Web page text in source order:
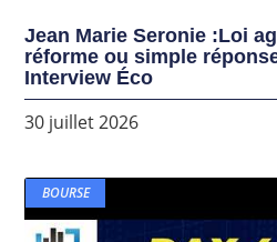
Jean Marie Seronie :Loi
réforme ou simple
Interview Éco
30 juillet 2026
BOURSE